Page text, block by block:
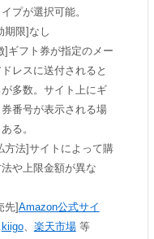
プが選択可能。
期限]なし
]ギフト券が指定のメー
レスに送付されると
が多数。サイト上にギ
券番号が表示される場
る。
方法]サイトによって購
法や上限金額が異な
先]Amazon公式サイ
kiigo、 楽天市場等